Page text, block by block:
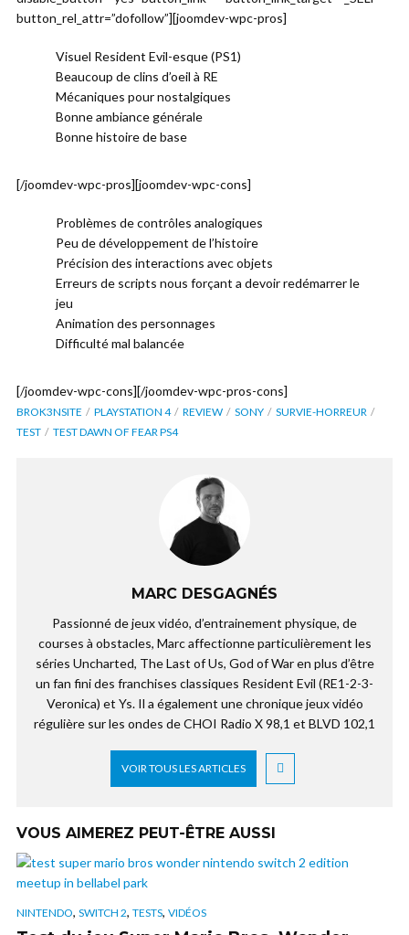
button_rel_attr=”dofollow”][joomdev-wpc-pros]
Visuel Resident Evil-esque (PS1)
Beaucoup de clins d’oeil à RE
Mécaniques pour nostalgiques
Bonne ambiance générale
Bonne histoire de base
[/joomdev-wpc-pros][joomdev-wpc-cons]
Problèmes de contrôles analogiques
Peu de développement de l’histoire
Précision des interactions avec objets
Erreurs de scripts nous forçant a devoir redémarrer le
jeu
Animation des personnages
Difficulté mal balancée
[/joomdev-wpc-cons][/joomdev-wpc-pros-cons]
BROK3NSITE PLAYSTATION 4 REVIEW SONY
SURVIE-HORREUR
TEST
TEST DAWN OF FEAR PS4
MARC DESGAGNÉS
Passionné de jeux vidéo, d’entrainement physique, de
courses à obstacles, Marc affectionne particulièrement les
séries Uncharted, The Last of Us, God of War en plus d’être
un fan fini des franchises classiques Resident Evil (RE1-2-3-
Veronica) et Ys. Il a également une chronique jeux vidéo
régulière sur les ondes de CHOI Radio X 98,1 et BLVD 102,1
VOIR TOUS LES ARTICLES
VOUS AIMEREZ PEUT-ÊTRE AUSSI
NINTENDO, SWITCH 2, TESTS, VIDÉOS